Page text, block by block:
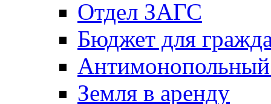
Отдел ЗАГС
Бюджет для
Антимонопольный
Земля в аренду